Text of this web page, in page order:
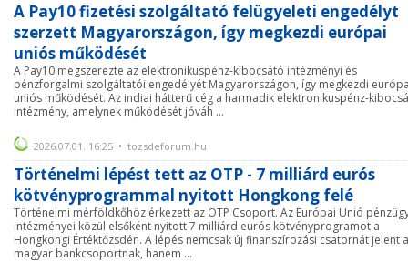
A Pay10 fizetési szolgáltató felügyeleti engedélyt
szerzett Magyarországon, így megkezdi európai
uniós működését
A Pay10 megszerezte az elektronikuspénz-kibocsátó intézményi és
pénzforgalmi szolgáltatói engedélyét Magyarországon, így megkezdi
uniós működését. Az indiai hátterű cég a harmadik elektronikuspénz-
intézmény, amelynek működését jóváh ...
2026.07.01. 16:25 • tozsdeforum.hu
Történelmi lépést tett az OTP - 7 milliárd eurós
kötvényprogrammal nyitott Hongkong felé
Történelmi mérföldkőhöz érkezett az OTP Csoport. Az Európai Unió
intézményei közül elsőként nyitott 7 milliárd eurós kötvényprogramot a
Hongkongi Értéktőzsdén. A lépés nemcsak új finanszírozási csatornát jelent a
magyar bankcsoportnak, hanem ...